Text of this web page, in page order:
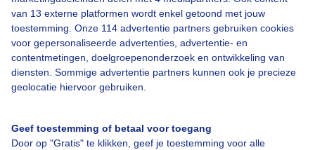
van 13 externe platformen wordt enkel getoond met jouw
toestemming. Onze 114 advertentie partners gebruiken cookies
voor gepersonaliseerde advertenties, advertentie- en
contentmetingen, doelgroepenonderzoek en ontwikkeling van
diensten. Sommige advertentie partners kunnen ook je precieze
geolocatie hiervoor gebruiken.
Geef toestemming of betaal voor toegang
Door op "Gratis" te klikken, geef je toestemming voor alle
Winter
Bekijk slideshow